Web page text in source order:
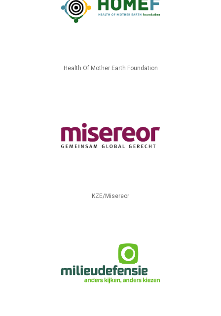
Health Of Mother Earth Foundation
KZE/Misereor